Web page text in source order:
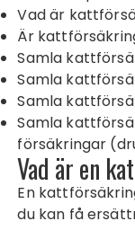
Vad är
Är
Samla
Samla
Samla
Samla
försäkringar
Vad är en
En
du kan få